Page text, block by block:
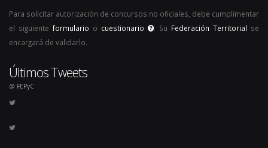
Para solicitar autorización de concursos no oficiales, debe cumplimentar
el siguiente formulario o cuestionario . Su Federación Territorial se
encargará de validarlo.
Últimos Tweets
@ FEPyC